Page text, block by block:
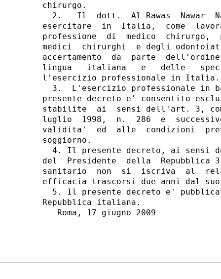
chirurgo.
2.   Il  dott.  Al-Rawas  Nawar
esercitare  in  Italia,  come
professione  di  medico
medici  chirurghi  e degli
accertamento  da  parte
lingua   italiana   e   delle
l'esercizio professionale in Italia.
3.  L'esercizio professionale in
presente decreto e' consentito
stabilite  ai  sensi dell'art. 3,
luglio  1998,  n.  286  e
validita'  ed  alle  condizioni
soggiorno.
4. Il presente decreto, ai sensi
del  Presidente  della  Repubblica
sanitario  non  si  iscriva  al
efficacia trascorsi due anni dal
5. Il presente decreto e'
Repubblica italiana.
   Roma, 17 giugno 2009